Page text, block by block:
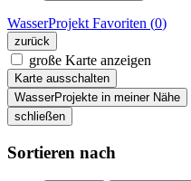
WasserProjekt Favoriten (0)
zurück
große Karte anzeigen
Karte ausschalten
WasserProjekte in meiner Nähe
schließen
Sortieren nach